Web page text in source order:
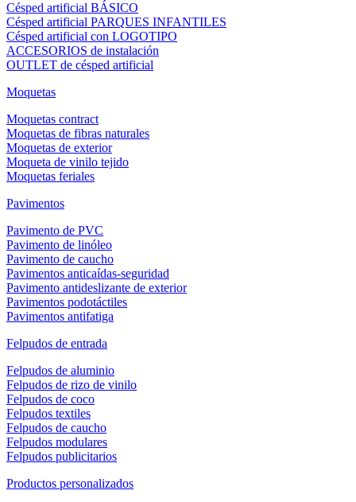
Césped artificial BÁSICO
Césped artificial PARQUES INFANTILES
Césped artificial con LOGOTIPO
ACCESORIOS de instalación
OUTLET de césped artificial
Moquetas
Moquetas contract
Moquetas de fibras naturales
Moquetas de exterior
Moqueta de vinilo tejido
Moquetas feriales
Pavimentos
Pavimento de PVC
Pavimento de linóleo
Pavimento de caucho
Pavimentos anticaídas-seguridad
Pavimento antideslizante de exterior
Pavimentos podotáctiles
Pavimentos antifatiga
Felpudos de entrada
Felpudos de aluminio
Felpudos de rizo de vinilo
Felpudos de coco
Felpudos textiles
Felpudos de caucho
Felpudos modulares
Felpudos publicitarios
Productos personalizados